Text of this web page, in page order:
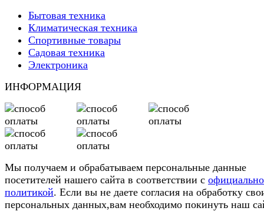
Бытовая техника
Климатическая техника
Спортивные товары
Садовая техника
Электроника
ИНФОРМАЦИЯ
Мы получаем и обрабатываем персональные данные
посетителей нашего сайта в соответствии с
политикой. Если вы не даете согласия на обработку
персональных данных,вам необходимо покинуть наш